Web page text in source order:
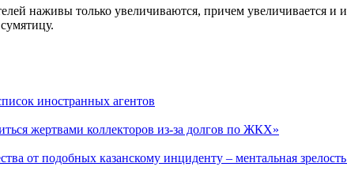
наживы только увеличиваются, причем увеличивается
иностранных агентов
жертвами коллекторов из-за долгов по ЖКХ»
от подобных казанскому инциденту – ментальная